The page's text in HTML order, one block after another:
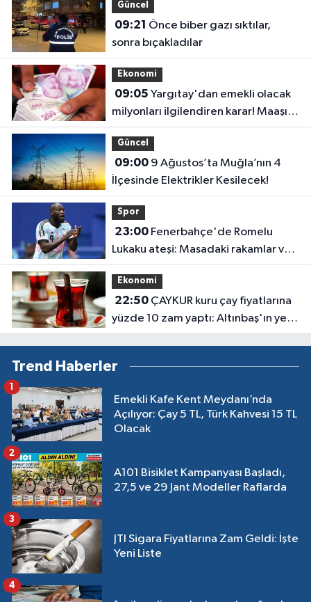
Güncel
09:21
sonra bıçakladılar
Ekonomi
09:05
milyonları ilgilendiren karar! Maaşı
gecikenler dikkat
Güncel
09:009 Ağustos’ta Muğla’nın 4
İlçesinde Elektrikler Kesilecek!
Spor
23:00Fenerbahçe'de Romelu
Lukaku ateşi: Masadaki rakamlar ve
transferin detayları belli oldu
Ekonomi
22:50ÇAYKUR kuru çay fiyatlarına
yüzde 10 zam yaptı: Altınbaş'ın yeni
fiyatı belli oldu
Trend Haberler
Emekli Kafe Kent Meydanı’nda
Açılıyor: Çay 5 TL, Türk Kahvesi 15 TL
Olacak
1
A101 Bisiklet Kampanyası Başladı,
27,5 ve 29 Jant Modeller Raflarda
2
JTI Sigara Fiyatlarına Zam Geldi: İşte
Yeni Liste
3
4